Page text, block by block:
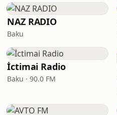
NAZ RADIO
Baku
İctimai Radio
Baku · 90.0 FM